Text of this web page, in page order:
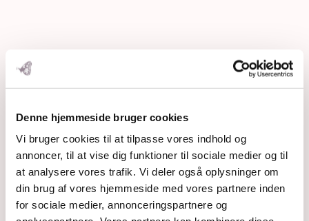
Denne hjemmeside bruger cookies
Vi bruger cookies til at tilpasse vores indhold og
annoncer, til at vise dig funktioner til sociale medier og til
at analysere vores trafik. Vi deler også oplysninger om
din brug af vores hjemmeside med vores partnere inden
for sociale medier, annonceringspartnere og